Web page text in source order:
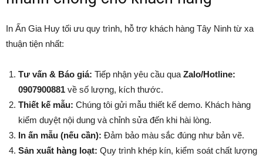
In Ấn Gia Huy tối ưu quy trình, hỗ trợ khách hàng Tây Ninh từ xa
thuận tiện nhất:
Tư vấn & Báo giá: Tiếp nhận yêu cầu qua Zalo/Hotline:
0907900881 về số lượng, kích thước.
Thiết kế mẫu: Chúng tôi gửi mẫu thiết kế demo. Khách hàng
kiểm duyệt nội dung và chỉnh sửa đến khi hài lòng.
In ấn mẫu (nếu cần): Đảm bảo màu sắc đúng như bản vẽ.
Sản xuất hàng loạt: Quy trình khép kín, kiểm soát chất lượng